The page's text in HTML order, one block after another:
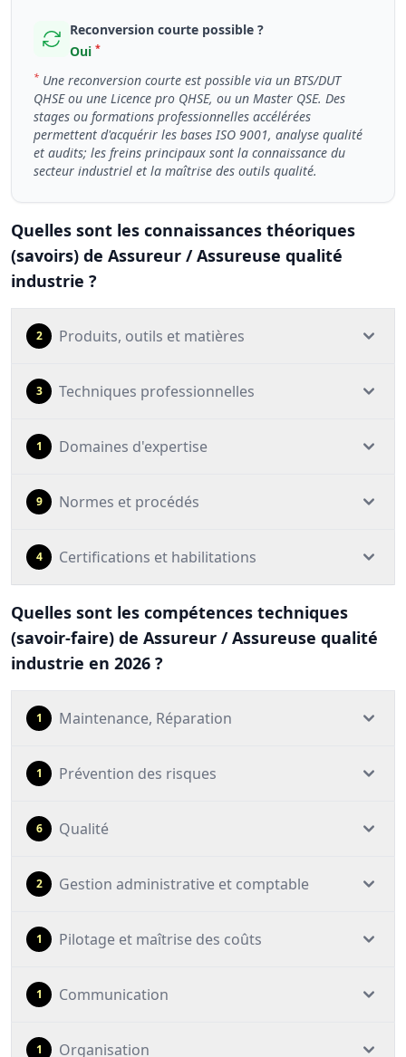
Reconversion courte possible ?
Oui *
* Une reconversion courte est possible via un BTS/DUT
QHSE ou une Licence pro QHSE, ou un Master QSE. Des
stages ou formations professionnelles accélérées
permettent d'acquérir les bases ISO 9001, analyse qualité
et audits; les freins principaux sont la connaissance du
secteur industriel et la maîtrise des outils qualité.
Quelles sont les connaissances théoriques
(savoirs) de Assureur / Assureuse qualité
industrie ?
2 Produits, outils et matières
3 Techniques professionnelles
1 Domaines d'expertise
9 Normes et procédés
4 Certifications et habilitations
Quelles sont les compétences techniques
(savoir-faire) de Assureur / Assureuse qualité
industrie en 2026 ?
1 Maintenance, Réparation
1 Prévention des risques
6 Qualité
2 Gestion administrative et comptable
1 Pilotage et maîtrise des coûts
1 Communication
1 Organisation